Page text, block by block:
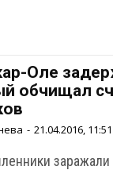
Оле
обчищал
- 21.04.2016, 11:51